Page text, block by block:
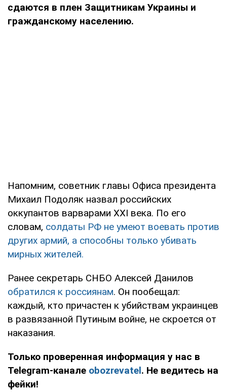
сдаются в плен Защитникам Украины и
гражданскому населению.
Напомним, советник главы Офиса президента
Михаил Подоляк назвал российских
оккупантов варварами XXI века. По его
словам, солдаты РФ не умеют воевать против
других армий, а способны только убивать
мирных жителей.
Ранее секретарь СНБО Алексей Данилов
обратился к россиянам. Он пообещал:
каждый, кто причастен к убийствам украинцев
в развязанной Путиным войне, не скроется от
наказания.
Только проверенная информация у нас в
Telegram-канале obozrevatel. Не ведитесь на
фейки!